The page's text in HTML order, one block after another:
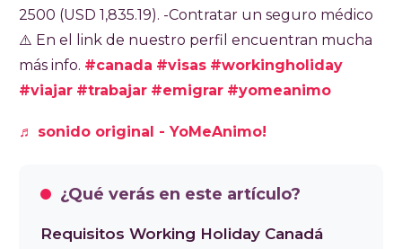
2500 (USD 1,835.19). -Contratar un seguro médico
⚠️ En el link de nuestro perfil encuentran mucha
más info. #canada #visas #workingholiday
#viajar #trabajar #emigrar #yomeanimo
♬ sonido original - YoMeAnimo!
¿Qué verás en este artículo?
Requisitos Working Holiday Canadá